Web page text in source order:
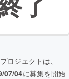
ロジェクトは、
07/04に募集を開始